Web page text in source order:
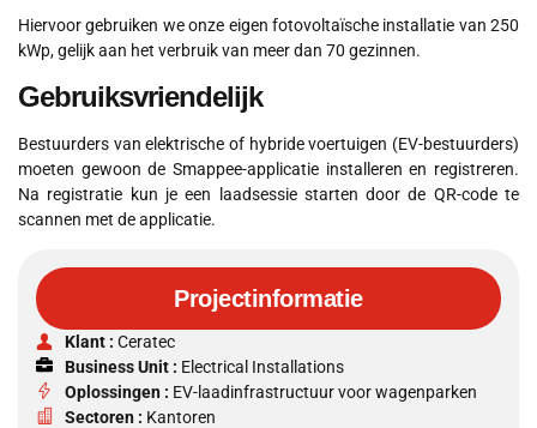
Hiervoor gebruiken we onze eigen fotovoltaïsche installatie van 250
kWp, gelijk aan het verbruik van meer dan 70 gezinnen.
Gebruiksvriendelijk
Bestuurders van elektrische of hybride voertuigen (EV-bestuurders)
moeten gewoon de Smappee-applicatie installeren en registreren.
Na registratie kun je een laadsessie starten door de QR-code te
scannen met de applicatie.
Projectinformatie
Klant : Ceratec
Business Unit : Electrical Installations
Oplossingen : EV-laadinfrastructuur voor wagenparken
Sectoren : Kantoren